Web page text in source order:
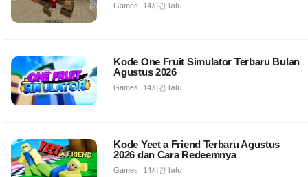
Games 14시간 lalu
Kode One Fruit Simulator Terbaru Bulan
Agustus 2026
Games 14시간 lalu
Kode Yeet a Friend Terbaru Agustus
2026 dan Cara Redeemnya
Games 14시간 lalu